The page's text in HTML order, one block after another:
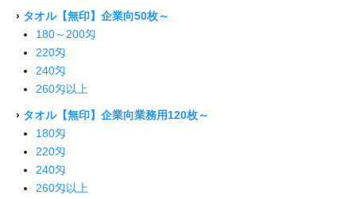
› タオル【無印】企業向50枚～
180～200匁
220匁
240匁
260匁以上
› タオル【無印】企業向業務用120枚～
180匁
220匁
240匁
260匁以上